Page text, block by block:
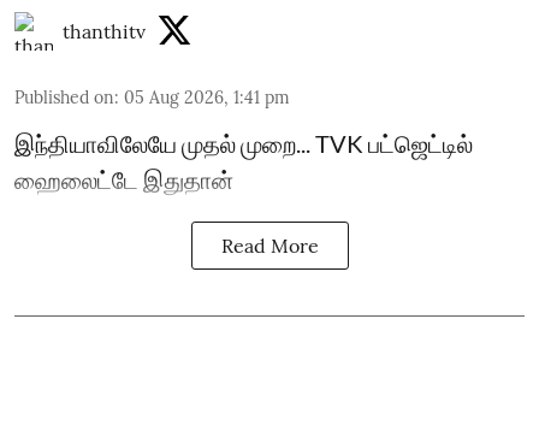
thanthitv
Published on: 05 Aug 2026, 1:41 pm
இந்தியாவிலேயே முதல் முறை... TVK பட்ஜெட்டில்
ஹைலைட்டே இதுதான்
Read More